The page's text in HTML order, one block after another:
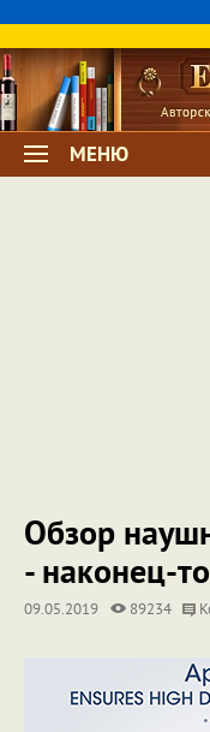
МЕНЮ
Обзор
- наконец-
09.05.2019 89234